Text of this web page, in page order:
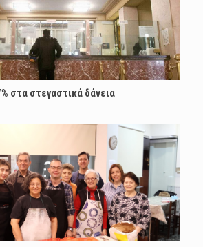
στα στεγαστικά δάνεια